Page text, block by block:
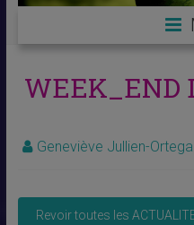
WEEK_END
Geneviève Jullien-Ortega